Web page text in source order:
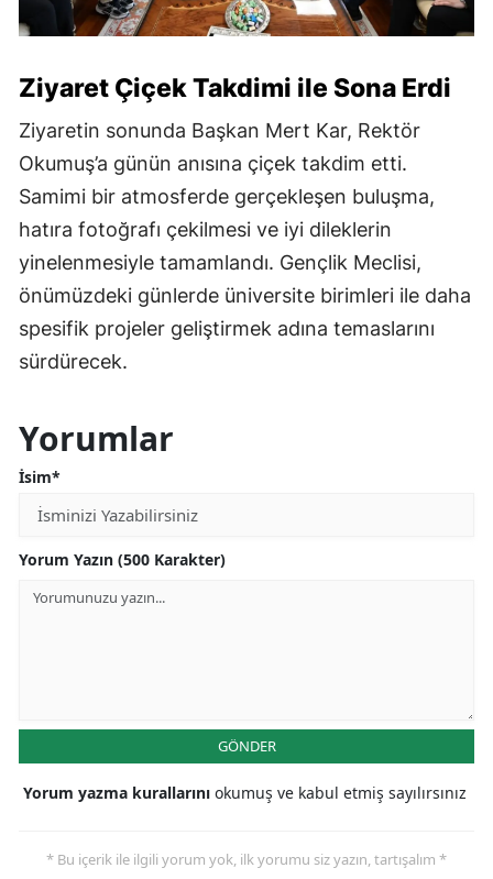
Ziyaret Çiçek Takdimi ile Sona Erdi
Ziyaretin sonunda Başkan Mert Kar, Rektör
Okumuş’a günün anısına çiçek takdim etti.
Samimi bir atmosferde gerçekleşen buluşma,
hatıra fotoğrafı çekilmesi ve iyi dileklerin
yinelenmesiyle tamamlandı. Gençlik Meclisi,
önümüzdeki günlerde üniversite birimleri ile daha
spesifik projeler geliştirmek adına temaslarını
sürdürecek.
Yorumlar
İsim*
Yorum Yazın (500 Karakter)
GÖNDER
Yorum yazma kurallarını okumuş ve kabul etmiş sayılırsınız
* Bu içerik ile ilgili yorum yok, ilk yorumu siz yazın, tartışalım *